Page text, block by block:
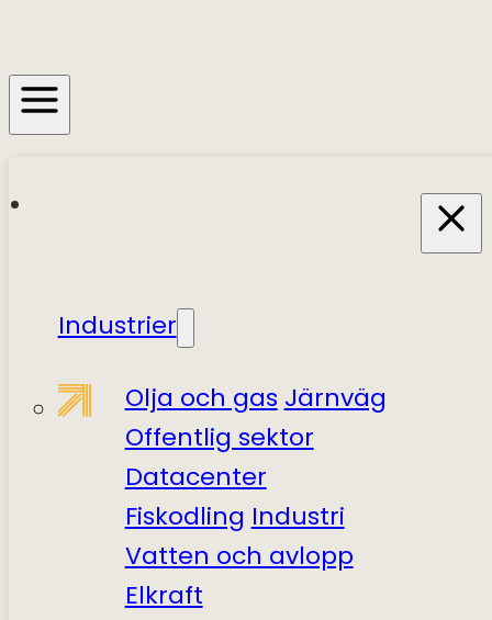
Industrier
Olja och gasJärnväg
Offentlig sektor
Datacenter
Fiskodling Industri
Vatten och avlopp
Elkraft